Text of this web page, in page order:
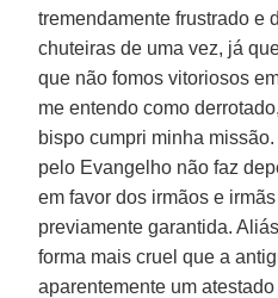
tremendamente frustrado e
chuteiras de uma vez, já
que não fomos vitoriosos
me entendo como
bispo cumpri minha
pelo Evangelho não faz
em favor dos irmãos e
previamente garantida.
forma mais cruel que a
aparentemente um